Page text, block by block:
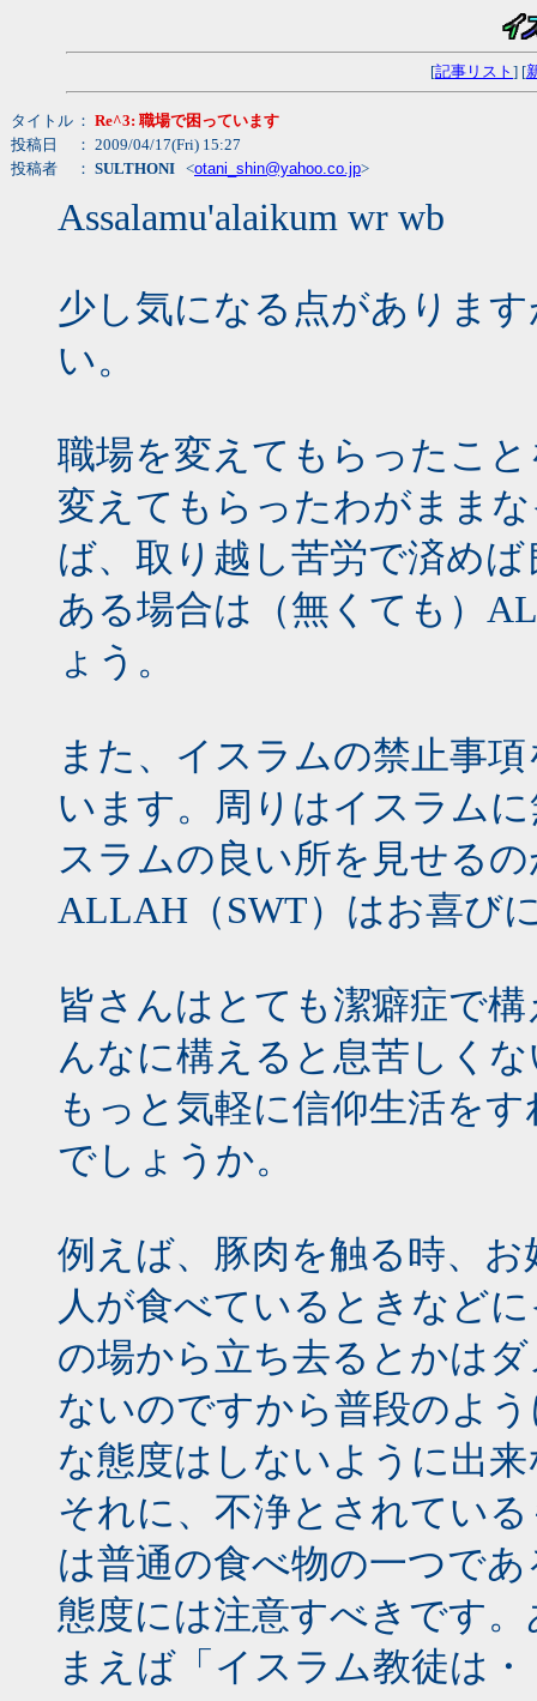
[記事リスト ] [
タイトル ： Re^3: 職場で困っています
投稿日
： 2009/04/17(Fri) 15:27
投稿者
： SULTHONI <otani_shin@yahoo.co.jp>
Assalamu'alaikum wr wb
少し気になる点がありま
い。
職場を変えてもらったこ
変えてもらったわがまま
ば、取り越し苦労で済め
ある場合は（無くても）
ょう。
また、イスラムの禁止事
います。周りはイスラム
スラムの良い所を見せる
ALLAH（SWT）はお喜び
皆さんはとても潔癖症で
んなに構えると息苦しく
もっと気軽に信仰生活を
でしょうか。
例えば、豚肉を触る時、
人が食べているときなど
の場から立ち去るとかは
ないのですから普段のよ
な態度はしないように出
それに、不浄とされてい
は普通の食べ物の一つで
態度には注意すべきです
まえば「イスラム教徒は